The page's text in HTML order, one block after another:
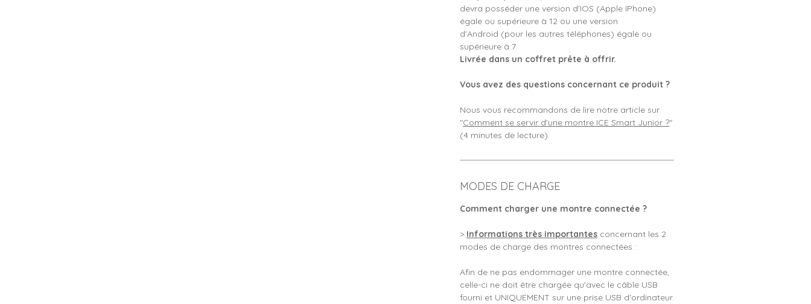
devra posséder une version d'IOS (Apple IPhone)
égale ou supérieure à 12 ou une version
d'Android (pour les autres téléphones) égale ou
supérieure à 7.
Livrée dans un coffret prête à offrir.
Vous avez des questions concernant ce produit ?
Nous vous recommandons de lire notre article sur
"Comment se servir d'une montre ICE Smart Junior ?"
(4 minutes de lecture).
MODES DE CHARGE
Comment charger une montre connectée ?
> Informations très importantes concernant les 2
modes de charge des montres connectées :
Afin de ne pas endommager une montre connectée,
celle-ci ne doit être chargée qu'avec le câble USB
fourni et UNIQUEMENT sur une prise USB d'ordinateur.